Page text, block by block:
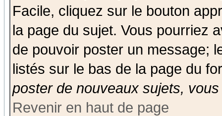
Facile, cliquez sur le bouton
la page du sujet. Vous pourriez
de pouvoir poster un message;
listés sur le bas de la page du
poster de nouveaux sujets,
Revenir en haut de page